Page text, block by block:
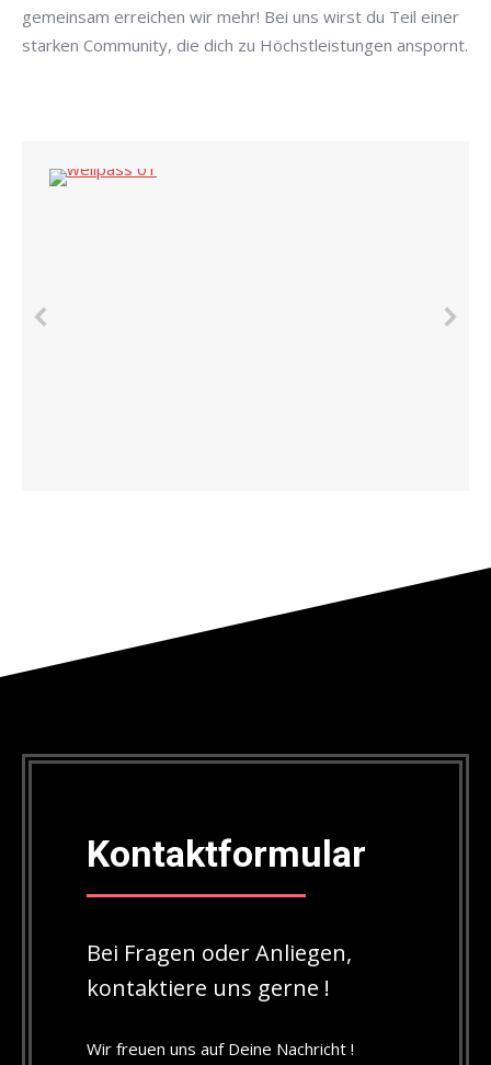
gemeinsam erreichen wir mehr! Bei uns wirst du Teil einer
starken Community, die dich zu Höchstleistungen anspornt.
Kontaktformular
Bei Fragen oder Anliegen,
kontaktiere uns gerne !
Wir freuen uns auf Deine Nachricht !